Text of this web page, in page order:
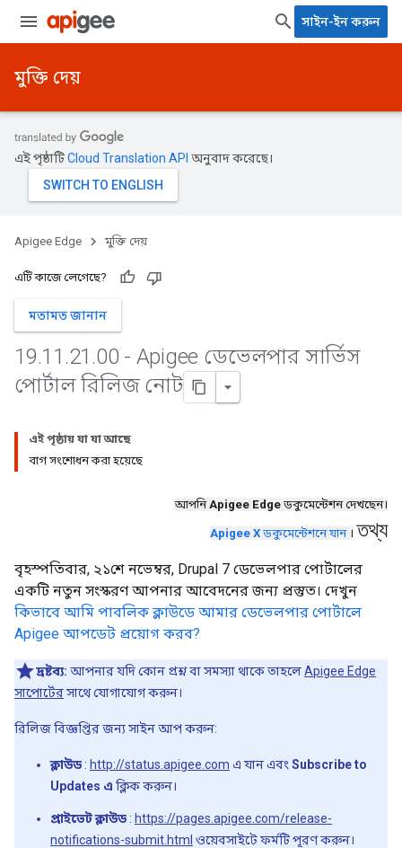
সাইন-ইন করুন
মুক্তি দেয়
এই পৃষ্ঠাটিCloud Translation API অনুবাদ করেছে।
Apigee Edge মুক্তি দেয়
এটি কাজে লেগেছে?
মতামত জানান
19.11 .21 .00 - Apigee ডেভেলপার সার্ভিস
পোর্টাল রিলিজ নোট
এই পৃষ্ঠায় যা যা আছে
বাগ সংশোধন করা হয়েছে
আপনিApigee Edge ডকুমেন্টেশন দেখছেন।
Apigee X ডকুমেন্টেশনে যান। তথ্য
বৃহস্পতিবার, ২১শে নভেম্বর, Drupal 7 ডেভেলপার পোর্টালের
একটি নতুন সংস্করণ আপনার আবেদনের জন্য প্রস্তুত। দেখুন
কিভাবে আমি পাবলিক ক্লাউডে আমার ডেভেলপার পোর্টালে
Apigee আপডেট প্রয়োগ করব?
দ্রষ্টব্য: আপনার যদি কোন প্রশ্ন বা সমস্যা থাকে তাহলেApigee Edge
সাপোর্টেরসাথে যোগাযোগ করুন।
রিলিজ বিজ্ঞপ্তির জন্য সাইন আপ করুন:
ক্লাউড : http://status.apigee.com এ যান এবং Subscribe to
Updates এ ক্লিক করুন।
প্রাইভেট ক্লাউড : https://pages.apigee.com/release-
notifications-submit.html ওয়েবসাইটে ফর্মটি পূরণ করুন।